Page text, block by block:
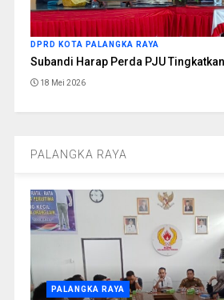
DPRD KOTA PALANGKA RAYA
Subandi Harap Perda PJU
18 Mei 2026
PALANGKA RAYA
PALANGKA RAYA